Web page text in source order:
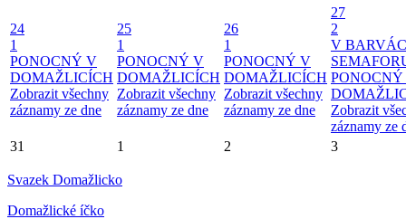
24
1
PONOCNÝ V
DOMAŽLICÍCH
Zobrazit všechny
záznamy ze dne
25
1
PONOCNÝ V
DOMAŽLICÍCH
Zobrazit všechny
záznamy ze dne
26
1
PONOCNÝ V
DOMAŽLICÍCH
Zobrazit všechny
záznamy ze dne
27
2
V
Zobrazit
záznamy ze
31
1 2 3
Svazek Domažlicko
Domažlické íčko